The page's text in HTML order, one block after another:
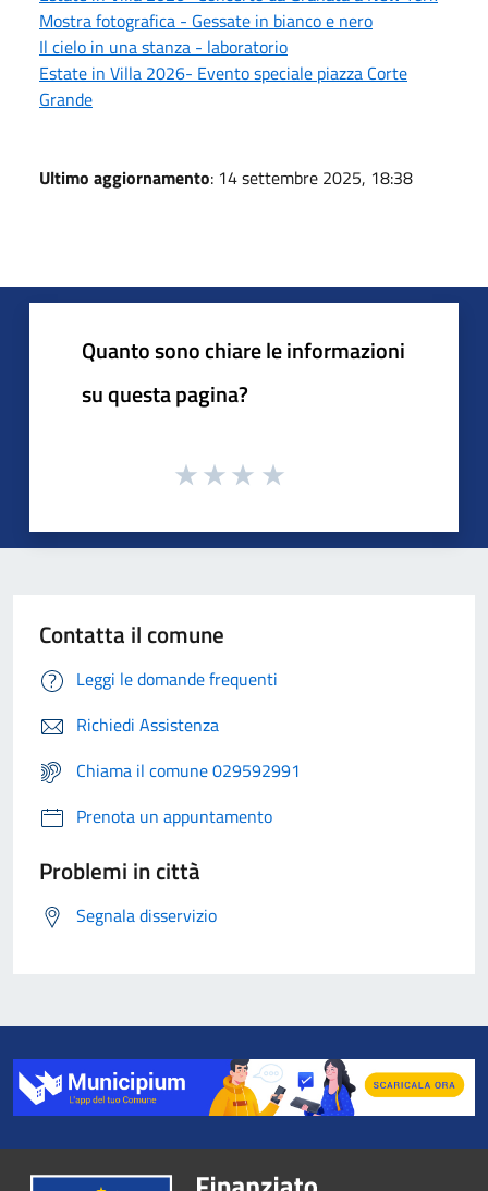
Mostra fotografica - Gessate in bianco e nero
Il cielo in una stanza - laboratorio
Estate in Villa 2026- Evento speciale piazza Corte
Grande
Ultimo aggiornamento: 14 settembre 2025, 18:38
Quanto sono chiare le informazioni
su questa pagina?
Contatta il comune
Leggi le domande frequenti
Richiedi Assistenza
Chiama il comune 029592991
Prenota un appuntamento
Problemi in città
Segnala disservizio